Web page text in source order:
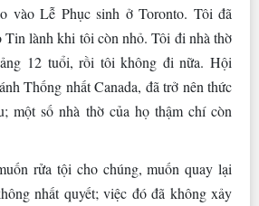
vào Lễ Phục sinh ở Toronto. Tôi đã
Tin lành khi tôi còn nhỏ. Tôi đi nhà thờ
12 tuổi, rồi tôi không đi nữa. Hội
Thống nhất Canada, đã trở nên thức
một số nhà thờ của họ thậm chí còn
rửa tội cho chúng, muốn quay lại
nhất quyết; việc đó đã không xảy